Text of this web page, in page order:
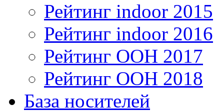
Рейтинг indoor 2015
Рейтинг indoor 2016
Рейтинг OOH 2017
Рейтинг OOH 2018
База носителей